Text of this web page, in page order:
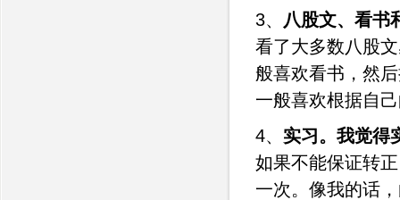
3、
八股文、看书
看了大多数八股
般喜欢看书，然
一般喜欢根据自
4、 实习。我觉得
如果不能保证转
一次。像我的话